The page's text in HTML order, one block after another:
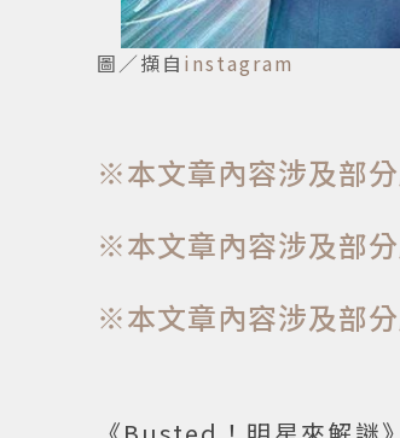
圖／擷自 instagram
※本文章內容涉及部
※本文章內容涉及部
※本文章內容涉及部